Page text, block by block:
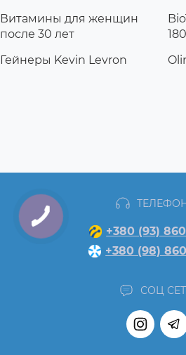
Витамины для женщин
после 30 лет
Гейнеры Kevin Levron
+380 (93)
+380 (98)
СОЦ